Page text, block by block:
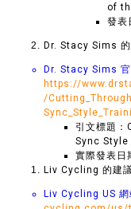
of
發表
Dr. Stacy Sims 的
Dr. Stacy Sims
https://
/
引文標題
Sync
實際發表日
Liv Cycling 的建議
Liv Cycling US 網